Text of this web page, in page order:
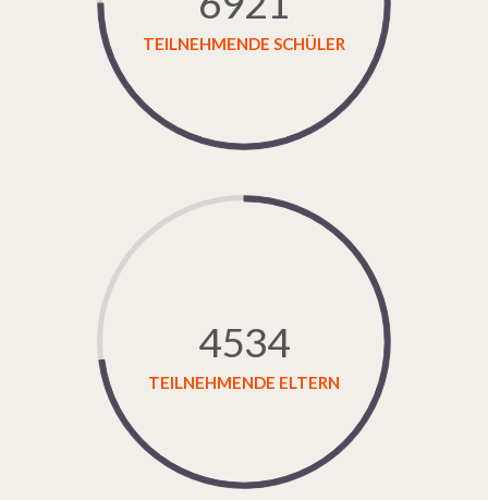
TEILNEHMENDE SCHÜLER
4534
TEILNEHMENDE ELTERN